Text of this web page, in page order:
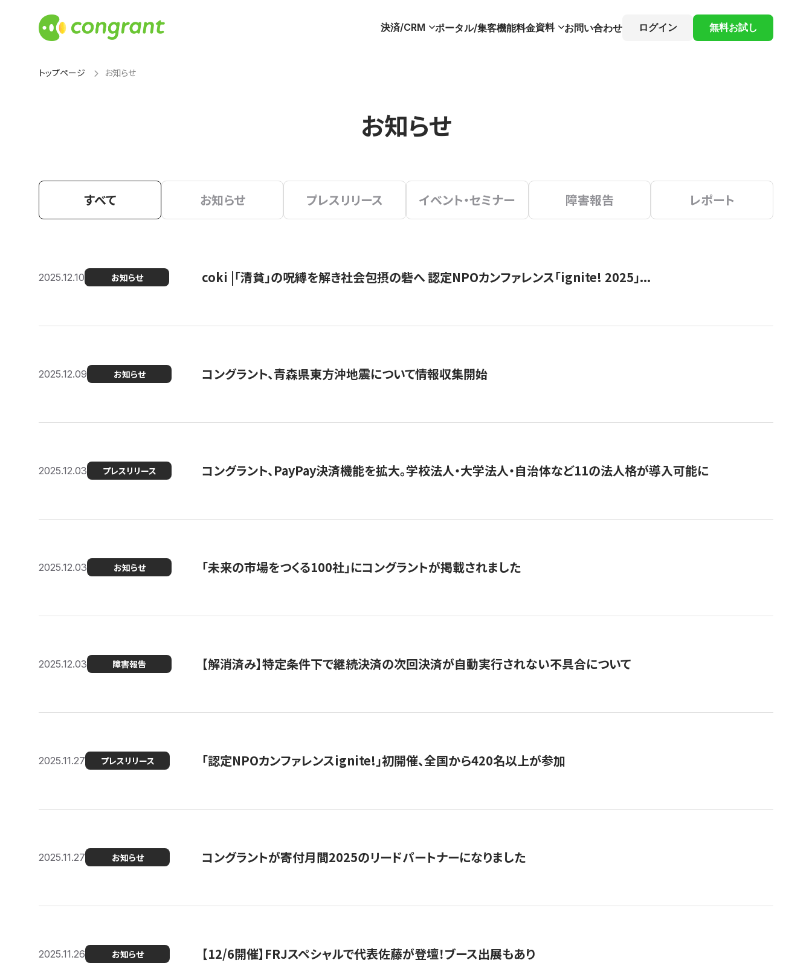
決済/CRM ポータル/集客機能料金資料 お問い合わせ ログイン 無料お試し
トップページ お知らせ
お知らせ
すべて お知らせ プレスリリース イベント・セミナー 障害報告 レポート
2025.12.10 お知らせ coki |「清貧」の呪縛を解き社会包摂の砦へ 認定NPOカンファレンス「ignite! 2025」...
2025.12.09 お知らせ コングラント、青森県東方沖地震について情報収集開始
2025.12.03 プレスリリース コングラント、PayPay決済機能を拡大。学校法人・大学法人・自治体など11の法人格が導入可能に
2025.12.03 お知らせ 「未来の市場をつくる100社」にコングラントが掲載されました
2025.12.03 障害報告 【解消済み】特定条件下で継続決済の次回決済が自動実行されない不具合について
2025.11.27 プレスリリース 「認定NPOカンファレンスignite!」初開催、全国から420名以上が参加
2025.11.27 お知らせ コングラントが寄付月間2025のリードパートナーになりました
2025.11.26 お知らせ 【12/6開催】FRJスペシャルで代表佐藤が登壇！ブース出展もあり